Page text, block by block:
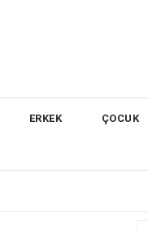
ERKEK ÇOCUK